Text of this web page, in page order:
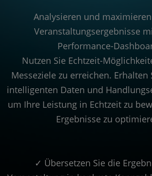
Analysieren und
Veranstaltungsergebnisse
Performance-
Nutzen Sie Echtzeit-
Messeziele zu erreichen. Erhalten
intelligenten Daten und
um Ihre Leistung in Echtzeit zu
Ergebnisse zu
✓ Übersetzen Sie die